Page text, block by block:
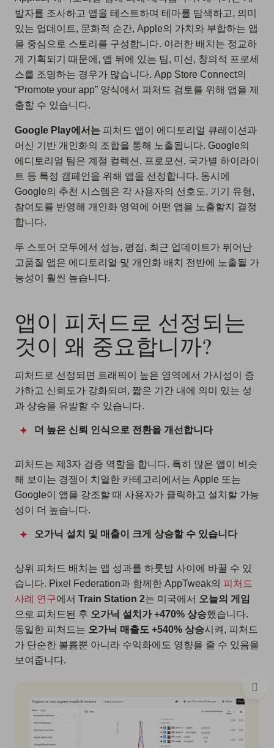
발자를 조사하고 앱을 테스트하며 테마를 탐색하고, 의미
있는 업데이트, 문화적 순간, Apple의 가치와 부합하는 앱
을 중심으로 스토리를 구성합니다. 이러한 배치는 정교하
게 기획되기 때문에, 앱 뒤에 있는 팀, 미션, 창의적 프로세
스를 조명하는 경우가 많습니다. App Store Connect의
“Promote your app” 양식에서 피처드 검토를 위해 앱을 제
출할 수 있습니다.
Google Play에서는 피처드 앱이 에디토리얼 큐레이션과
머신 기반 개인화의 조합을 통해 노출됩니다. Google의
에디토리얼 팀은 계절 컬렉션, 프로모션, 국가별 하이라이
트 등 특정 캠페인을 위해 앱을 선정합니다. 동시에
Google의 추천 시스템은 각 사용자의 선호도, 기기 유형,
참여도를 반영해 개인화 영역에 어떤 앱을 노출할지 결정
합니다.
두 스토어 모두에서 성능, 평점, 최근 업데이트가 뛰어난
고품질 앱은 에디토리얼 및 개인화 배치 전반에 노출될 가
능성이 훨씬 높습니다.
앱이 피처드로 선정되는
것이 왜 중요합니까?
피처드로 선정되면 트래픽이 높은 영역에서 가시성이 증
가하고 신뢰도가 강화되며, 짧은 기간 내에 의미 있는 성
과 상승을 유발할 수 있습니다.
더 높은 신뢰 인식으로 전환을 개선합니다
피처드는 제3자 검증 역할을 합니다. 특히 많은 앱이 비슷
해 보이는 경쟁이 치열한 카테고리에서는 Apple 또는
Google이 앱을 강조할 때 사용자가 클릭하고 설치할 가능
성이 더 높습니다.
오가닉 설치 및 매출이 크게 상승할 수 있습니다
상위 피처드 배치는 앱 성과를 하룻밤 사이에 바꿀 수 있
습니다. Pixel Federation과 함께한 AppTweak의 피처드
사례 연구에서 Train Station 2는 미국에서 오늘의 게임
으로 피처드된 후 오가닉 설치가 +470% 상승했습니다.
동일한 피처드는 오가닉 매출도 +540% 상승시켜, 피처드
가 단순한 볼륨뿐 아니라 수익화에도 영향을 줄 수 있음을
보여줍니다.